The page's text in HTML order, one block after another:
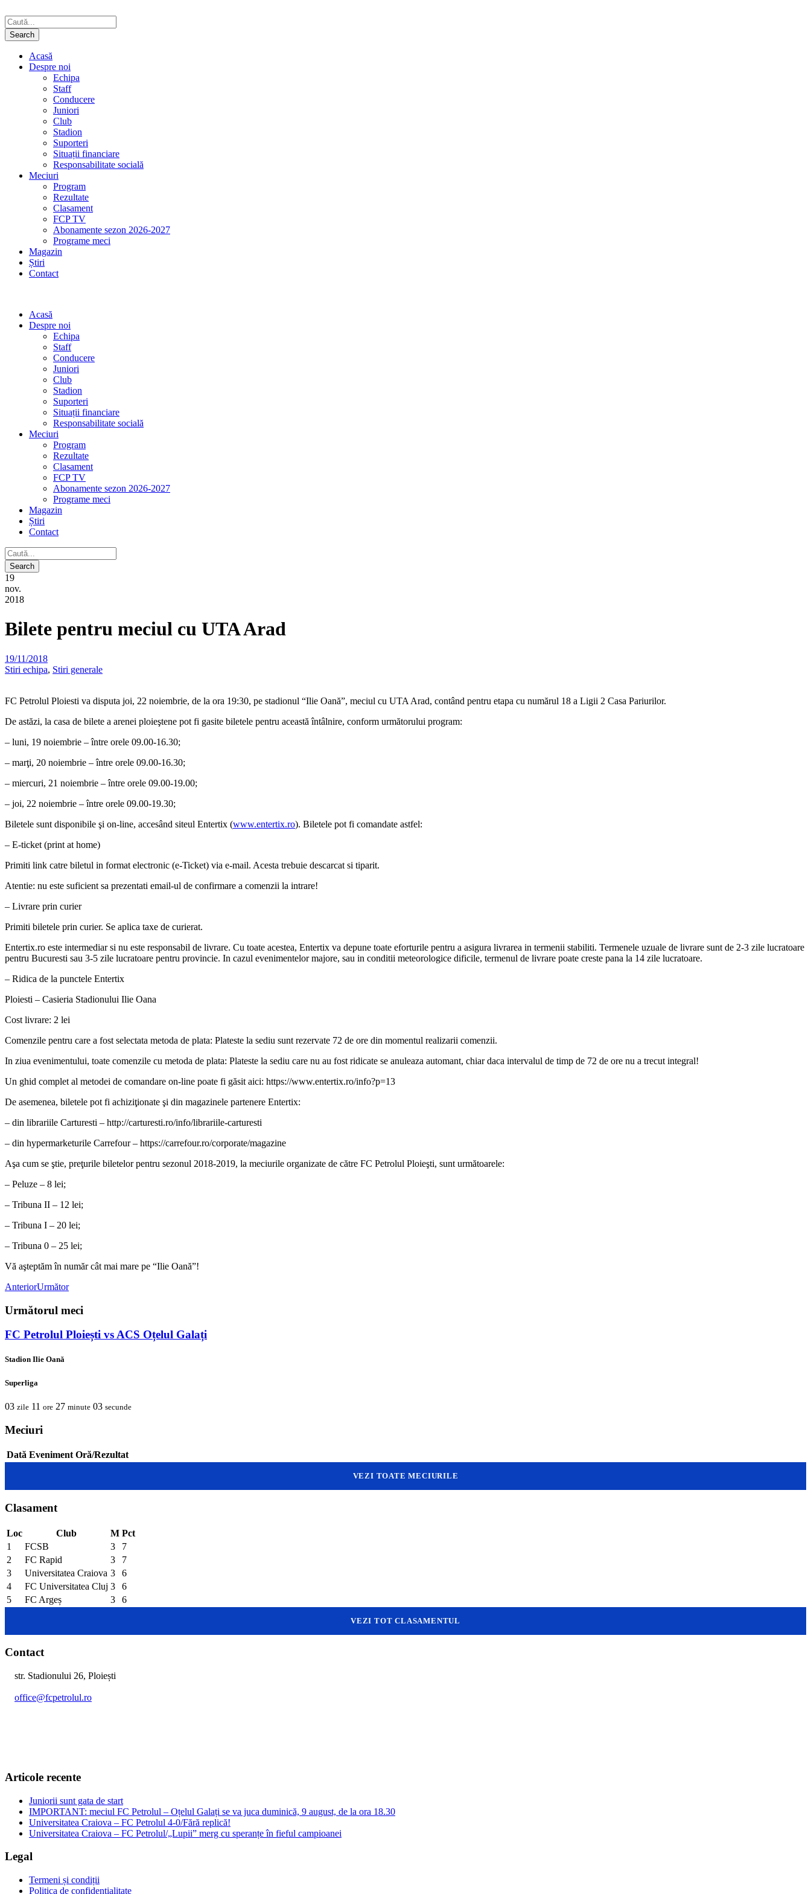
Acasă
Despre noi
Echipa
Staff
Conducere
Juniori
Club
Stadion
Suporteri
Situații financiare
Responsabilitate socială
Meciuri
Program
Rezultate
Clasament
FCP TV
Abonamente sezon 2026-2027
Programe meci
Magazin
Știri
Contact
Acasă
Despre noi
Echipa
Staff
Conducere
Juniori
Club
Stadion
Suporteri
Situații financiare
Responsabilitate socială
Meciuri
Program
Rezultate
Clasament
FCP TV
Abonamente sezon 2026-2027
Programe meci
Magazin
Știri
Contact
19
nov.
2018
Bilete pentru meciul cu UTA Arad
19/11/2018
Stiri echipa, Stiri generale
FC Petrolul Ploiesti va disputa joi, 22 noiembrie, de la ora 19:30, pe stadionul “Ilie Oană”, meciul cu UTA Arad, contând pentru etapa cu numărul 18 a Ligii 2 Casa Pariurilor.
De astăzi, la casa de bilete a arenei ploieştene pot fi gasite biletele pentru această întâlnire, conform următorului program:
– luni, 19 noiembrie – între orele 09.00-16.30;
– marţi, 20 noiembrie – între orele 09.00-16.30;
– miercuri, 21 noiembrie – între orele 09.00-19.00;
– joi, 22 noiembrie – între orele 09.00-19.30;
Biletele sunt disponibile şi on-line, accesând siteul Entertix (www.entertix.ro). Biletele pot fi comandate astfel:
– E-ticket (print at home)
Primiti link catre biletul in format electronic (e-Ticket) via e-mail. Acesta trebuie descarcat si tiparit.
Atentie: nu este suficient sa prezentati email-ul de confirmare a comenzii la intrare!
– Livrare prin curier
Primiti biletele prin curier. Se aplica taxe de curierat.
Entertix.ro este intermediar si nu este responsabil de livrare. Cu toate acestea, Entertix va depune toate eforturile pentru a asigura livrarea in termenii stabiliti. Termenele uzuale de livrare sunt de 2-3 zile lucratoare
pentru Bucuresti sau 3-5 zile lucratoare pentru provincie. In cazul evenimentelor majore, sau in conditii meteorologice dificile, termenul de livrare poate creste pana la 14 zile lucratoare.
– Ridica de la punctele Entertix
Ploiesti – Casieria Stadionului Ilie Oana
Cost livrare: 2 lei
Comenzile pentru care a fost selectata metoda de plata: Plateste la sediu sunt rezervate 72 de ore din momentul realizarii comenzii.
In ziua evenimentului, toate comenzile cu metoda de plata: Plateste la sediu care nu au fost ridicate se anuleaza automant, chiar daca intervalul de timp de 72 de ore nu a trecut integral!
Un ghid complet al metodei de comandare on-line poate fi găsit aici: https://www.entertix.ro/info?p=13
De asemenea, biletele pot fi achiziţionate şi din magazinele partenere Entertix:
– din librariile Carturesti – http://carturesti.ro/info/librariile-carturesti
– din hypermarketurile Carrefour – https://carrefour.ro/corporate/magazine
Aşa cum se ştie, preţurile biletelor pentru sezonul 2018-2019, la meciurile organizate de către FC Petrolul Ploieşti, sunt următoarele:
– Peluze – 8 lei;
– Tribuna II – 12 lei;
– Tribuna I – 20 lei;
– Tribuna 0 – 25 lei;
Vă aşteptăm în număr cât mai mare pe “Ilie Oană”!
AnteriorUrmător
Următorul meci
FC Petrolul Ploiești vs ACS Oțelul Galați
Stadion Ilie Oană
Superliga
03 zile 11 ore 27 minute 03 secunde
Meciuri
Dată Eveniment Oră/Rezultat
VEZI TOATE MECIURILE
Clasament
Loc Club M Pct
1
FCSB 3
7
2
FC Rapid 3
7
3
Universitatea Craiova 3
6
4
FC Universitatea Cluj 3
6
5
FC Argeș 3 6
VEZI TOT CLASAMENTUL
Contact
str. Stadionului 26, Ploiești
office@fcpetrolul.ro
Articole recente
Juniorii sunt gata de start
IMPORTANT: meciul FC Petrolul – Oțelul Galați se va juca duminică, 9 august, de la ora 18.30
Universitatea Craiova – FC Petrolul 4-0/Fără replică!
Universitatea Craiova – FC Petrolul/„Lupii” merg cu speranțe în fieful campioanei
Legal
Termeni și condiții
Politica de confidențialitate